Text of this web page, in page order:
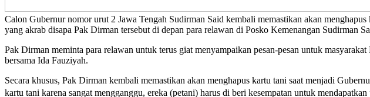
Calon Gubernur nomor urut 2 Jawa Tengah Sudirman Said kembali memastikan akan
yang akrab disapa Pak Dirman tersebut di depan para relawan di Posko Kemenangan Sudirman
Pak Dirman meminta para relawan untuk terus giat menyampaikan pesan-pesan untuk
bersama Ida Fauziyah.
Secara khusus, Pak Dirman kembali memastikan akan menghapus kartu tani saat menjadi
kartu tani karena sangat mengganggu, ereka (petani) harus di beri kesempatan untuk